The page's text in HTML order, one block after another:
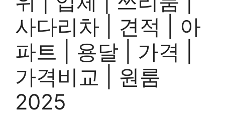
사다리차 | 견적 | 아
파트 | 용달 | 가격 |
가격비교 | 원룸
2025